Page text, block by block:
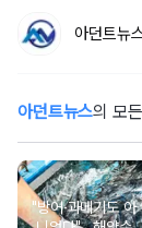
아던트뉴
아던트뉴스의 모
"방어·과메기도 아